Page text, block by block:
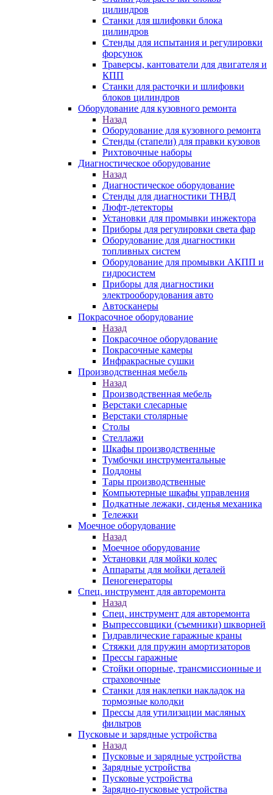
цилиндров
Станки для шлифовки блока
цилиндров
Стенды для испытания и регулировки
форсунок
Траверсы, кантователи для двигателя и
КПП
Станки для расточки и шлифовки
блоков цилиндров
Оборудование для кузовного ремонта
Назад
Оборудование для кузовного ремонта
Стенды (стапели) для правки кузовов
Рихтовочные наборы
Диагностическое оборудование
Назад
Диагностическое оборудование
Стенды для диагностики ТНВД
Люфт-детекторы
Установки для промывки инжектора
Приборы для регулировки света фар
Оборудование для диагностики
топливных систем
Оборудование для промывки АКПП и
гидросистем
Приборы для диагностики
электрооборудования авто
Автосканеры
Покрасочное оборудование
Назад
Покрасочное оборудование
Покрасочные камеры
Инфракрасные сушки
Производственная мебель
Назад
Производственная мебель
Верстаки слесарные
Верстаки столярные
Столы
Стеллажи
Шкафы производственные
Тумбочки инструментальные
Поддоны
Тары производственные
Компьютерные шкафы управления
Подкатные лежаки, сиденья механика
Тележки
Моечное оборудование
Назад
Моечное оборудование
Установки для мойки колес
Аппараты для мойки деталей
Пеногенераторы
Спец. инструмент для авторемонта
Назад
Спец. инструмент для авторемонта
Выпрессовщики (съемники) шкворней
Гидравлические гаражные краны
Стяжки для пружин амортизаторов
Прессы гаражные
Стойки опорные, трансмиссионные и
страховочные
Станки для наклепки накладок на
тормозные колодки
Прессы для утилизации масляных
фильтров
Пусковые и зарядные устройства
Назад
Пусковые и зарядные устройства
Зарядные устройства
Пусковые устройства
Зарядно-пусковые устройства